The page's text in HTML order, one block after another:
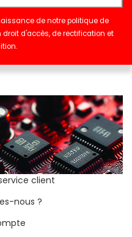
de notrepolitique de
droit d'accès, de rectification et
client
nous ?